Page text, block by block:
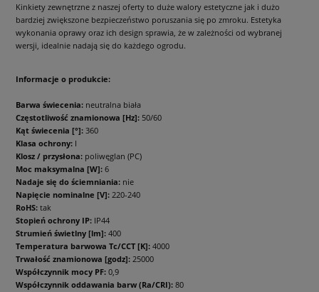
Kinkiety zewnętrzne z naszej oferty to duże walory estetyczne jak i dużo
bardziej zwiększone bezpieczeństwo poruszania się po zmroku. Estetyka
wykonania oprawy oraz ich design sprawia, że w zależności od wybranej
wersji, idealnie nadają się do każdego ogrodu.
Informacje o produkcie:
Barwa świecenia: neutralna biała
Częstotliwość znamionowa [Hz]: 50/60
Kąt świecenia [°]: 360
Klasa ochrony: I
Klosz / przysłona: poliwęglan (PC)
Moc maksymalna [W]: 6
Nadaje się do ściemniania: nie
Napięcie nominalne [V]: 220-240
RoHS: tak
Stopień ochrony IP: IP44
Strumień świetlny [lm]: 400
Temperatura barwowa Tc/CCT [K]: 4000
Trwałość znamionowa [godz]: 25000
Współczynnik mocy PF: 0,9
Współczynnik oddawania barw (Ra/CRI): 80